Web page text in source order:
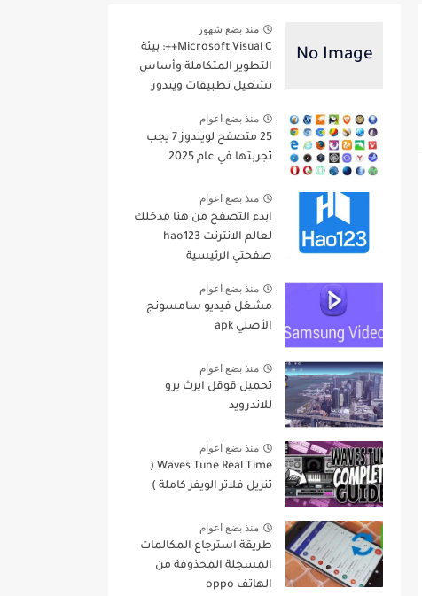
منذ بضع شهور
Microsoft Visual C++: بيئة
التطوير المتكاملة وأساس
تشغيل تطبيقات ويندوز
منذ بضع اعوام
25 متصفح لويندوز 7 يجب
تجربتها في عام 2025
منذ بضع اعوام
ابدء التصفح من هنا مدخلك
لعالم الانترنت hao123
صفحتي الرئيسية
منذ بضع اعوام
مشغل فيديو سامسونج
الأصلي apk
منذ بضع اعوام
تحميل قوقل ايرث برو
للاندرويد
منذ بضع اعوام
Waves Tune Real Time (
تنزيل فلاتر الويفز كاملة )
منذ بضع اعوام
طريقة استرجاع المكالمات
المسجلة المحذوفة من
الهاتف oppo